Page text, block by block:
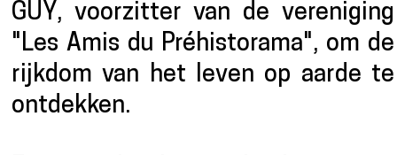
GUY, voorzitter van de vereniging
"Les Amis du Préhistorama", om de
rijkdom van het leven op aarde te
ontdekken.